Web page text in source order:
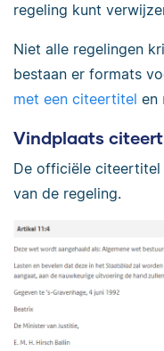
regeling kunt
Niet alle regelingen
bestaan er formats
met een citeertitel en
Vindplaats
De officiële
van de regeling.